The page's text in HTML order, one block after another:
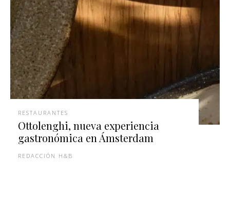
RESTAURANTES
Ottolenghi, nueva experiencia
gastronómica en Ámsterdam
REDACCIÓN H&B